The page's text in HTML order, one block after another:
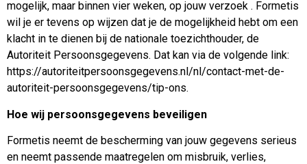
mogelijk, maar binnen vier weken, op jouw verzoek . Formetis
wil je er tevens op wijzen dat je de mogelijkheid hebt om een
klacht in te dienen bij de nationale toezichthouder, de
Autoriteit Persoonsgegevens. Dat kan via de volgende link:
https://autoriteitpersoonsgegevens.nl/nl/contact-met-de-
autoriteit-persoonsgegevens/tip-ons.
Hoe wij persoonsgegevens beveiligen
Formetis neemt de bescherming van jouw gegevens serieus
en neemt passende maatregelen om misbruik, verlies,